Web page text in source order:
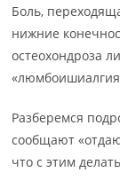
Боль,
нижние
остеохондроза
Разберемся
сообщают
что с этим